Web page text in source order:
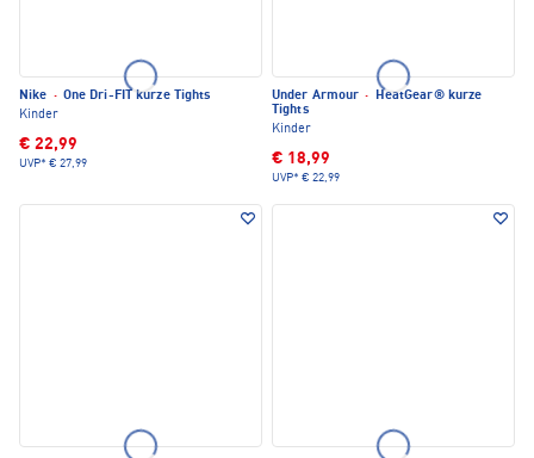
Nike · One Dri-FIT kurze Tights
Kinder
€ 22,99
UVP* € 27,99
Under Armour ·
HeatGear® kurze
Tights
Kinder
€ 18,99
UVP* € 22,99